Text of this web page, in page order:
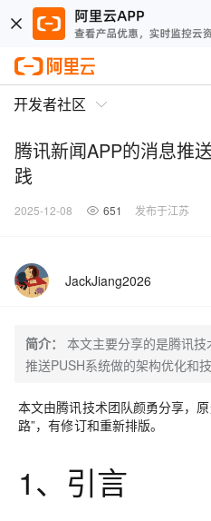
开发者社区
腾讯新闻APP的消息推
践
2025-12-08 651 发布于江苏
JackJiang2026
简介：
本文主要分享的是腾讯
推送PUSH系统做的架构优化和技
本文由腾讯技术团队颜勇分享，
路”，有修订和重新排版。
1、引言